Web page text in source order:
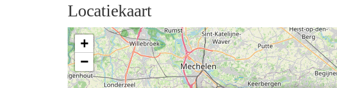
Locatiekaart
+
−